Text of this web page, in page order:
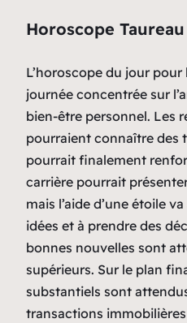
Horoscope
L’horoscope du jour
journée concentrée sur
bien-être personnel. Les
pourraient connaître des
pourrait finalement
carrière pourrait
mais l’aide d’une étoile
idées et à prendre des
bonnes nouvelles sont
supérieurs. Sur le plan
substantiels sont
transactions